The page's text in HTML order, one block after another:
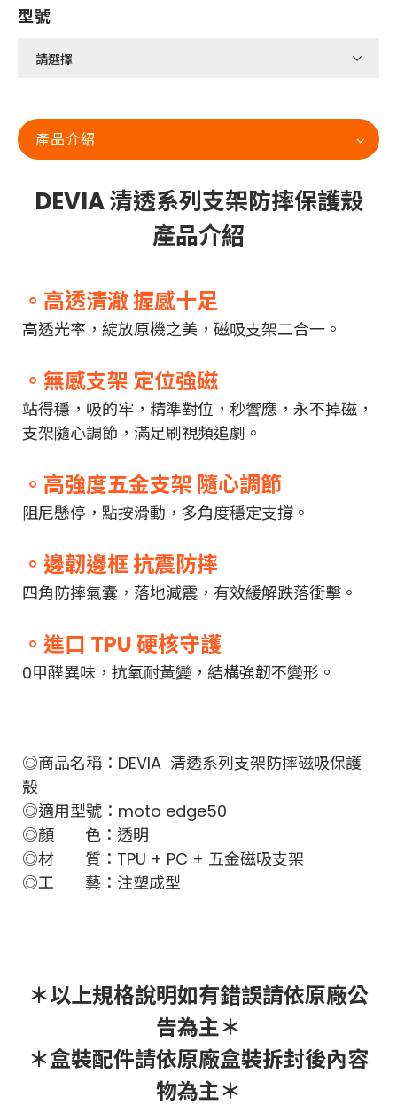
型號
產品介紹
DEVIA 清透系列支架防摔保護殼
產品介紹
。高透清澈 握感十足
高透光率，綻放原機之美，磁吸支架二合一。
。無感支架 定位強磁
站得穩，吸的牢，精準對位，秒響應，永不掉磁，
支架隨心調節，滿足刷視頻追劇。
。高強度五金支架 隨心調節
阻尼懸停，點按滑動，多角度穩定支撐。
。邊韌邊框 抗震防摔
四角防摔氣囊，落地減震，有效緩解跌落衝擊。
。進口 TPU 硬核守護
0甲醛異味，抗氧耐黃變，結構強韌不變形。
◎商品名稱：DEVIA 清透系列支架防摔磁吸保護
殼
◎適用型號：moto edge50
◎顏 色：透明
◎材 質：TPU + PC + 五金磁吸支架
◎工 藝：注塑成型
＊以上規格說明如有錯誤請依原廠公
告為主＊
＊盒裝配件請依原廠盒裝拆封後內容
物為主＊